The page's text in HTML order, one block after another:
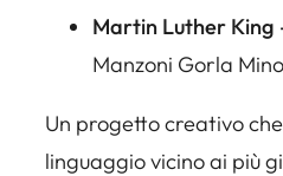
Martin Luther King
Manzoni Gorla
Un progetto creativo
linguaggio vicino ai più